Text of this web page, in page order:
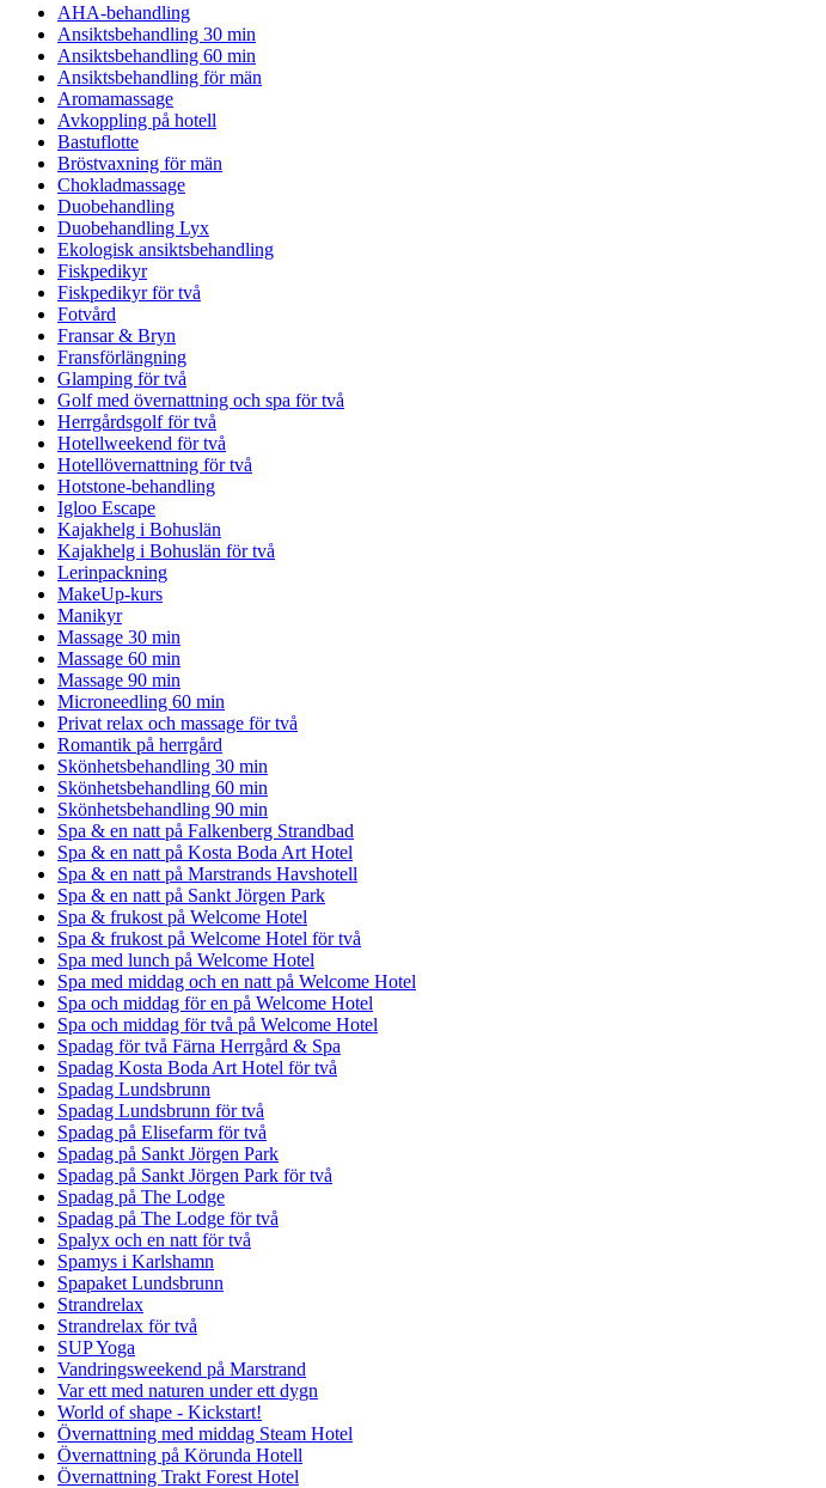
AHA-behandling
Ansiktsbehandling 30 min
Ansiktsbehandling 60 min
Ansiktsbehandling för män
Aromamassage
Avkoppling på hotell
Bastuflotte
Bröstvaxning för män
Chokladmassage
Duobehandling
Duobehandling Lyx
Ekologisk ansiktsbehandling
Fiskpedikyr
Fiskpedikyr för två
Fotvård
Fransar & Bryn
Fransförlängning
Glamping för två
Golf med övernattning och spa för två
Herrgårdsgolf för två
Hotellweekend för två
Hotellövernattning för två
Hotstone-behandling
Igloo Escape
Kajakhelg i Bohuslän
Kajakhelg i Bohuslän för två
Lerinpackning
MakeUp-kurs
Manikyr
Massage 30 min
Massage 60 min
Massage 90 min
Microneedling 60 min
Privat relax och massage för två
Romantik på herrgård
Skönhetsbehandling 30 min
Skönhetsbehandling 60 min
Skönhetsbehandling 90 min
Spa & en natt på Falkenberg Strandbad
Spa & en natt på Kosta Boda Art Hotel
Spa & en natt på Marstrands Havshotell
Spa & en natt på Sankt Jörgen Park
Spa & frukost på Welcome Hotel
Spa & frukost på Welcome Hotel för två
Spa med lunch på Welcome Hotel
Spa med middag och en natt på Welcome Hotel
Spa och middag för en på Welcome Hotel
Spa och middag för två på Welcome Hotel
Spadag för två Färna Herrgård & Spa
Spadag Kosta Boda Art Hotel för två
Spadag Lundsbrunn
Spadag Lundsbrunn för två
Spadag på Elisefarm för två
Spadag på Sankt Jörgen Park
Spadag på Sankt Jörgen Park för två
Spadag på The Lodge
Spadag på The Lodge för två
Spalyx och en natt för två
Spamys i Karlshamn
Spapaket Lundsbrunn
Strandrelax
Strandrelax för två
SUP Yoga
Vandringsweekend på Marstrand
Var ett med naturen under ett dygn
World of shape - Kickstart!
Övernattning med middag Steam Hotel
Övernattning på Körunda Hotell
Övernattning Trakt Forest Hotel